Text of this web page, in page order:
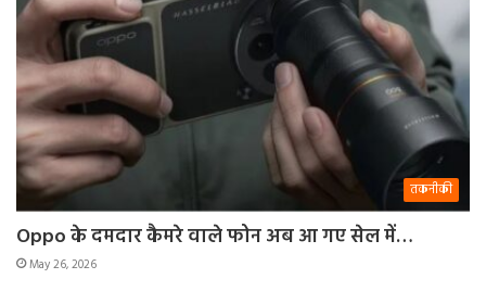
तकनीकी
Oppo के दमदार कैमरे वाले फोन अब आ गए सेल में…
May 26, 2026